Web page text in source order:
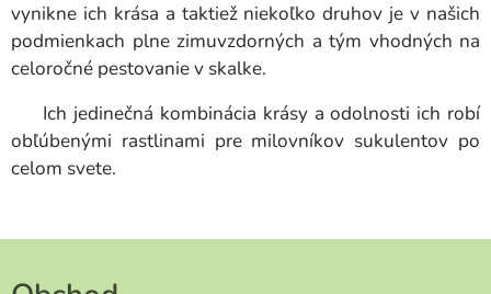
vynikne ich krása a taktiež niekoľko druhov je v našich
podmienkach plne zimuvzdorných a tým vhodných na
celoročné pestovanie v skalke.
Ich jedinečná kombinácia krásy a odolnosti ich robí
obľúbenými rastlinami pre milovníkov sukulentov po
celom svete.